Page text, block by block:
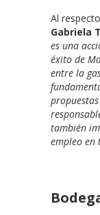
Al
Gabriela
es una
éxito de
entre la
también
empleo en